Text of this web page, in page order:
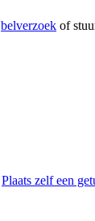
belverzoek of
Plaats zelf een